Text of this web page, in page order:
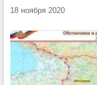
18 ноября 2020